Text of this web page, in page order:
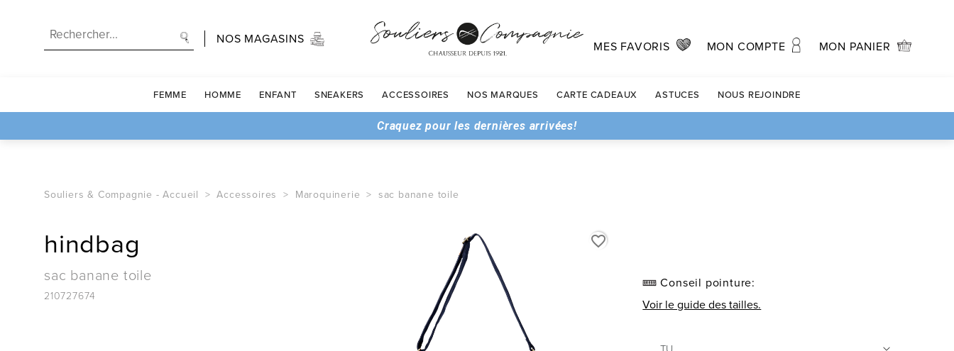
NOS MAGASINS MES FAVORIS MON COMPTE MON PANIER
FEMME HOMME ENFANT SNEAKERS ACCESSOIRES NOS MARQUES CARTE CADEAUX ASTUCES NOUS REJOINDRE
Craquez pour les dernières arrivées!
Souliers & Compagnie -Accueil Accessoires Maroquinerie sac banane toile
hindbag
sac banane toile
210727674
favorite_border
Conseil pointure:
Voir le guide des tailles.